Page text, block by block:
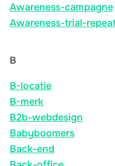
Awareness-campagne
Awareness-trial-
B
B-locatie
B-merk
B2b-webdesign
Babyboomers
Back-end